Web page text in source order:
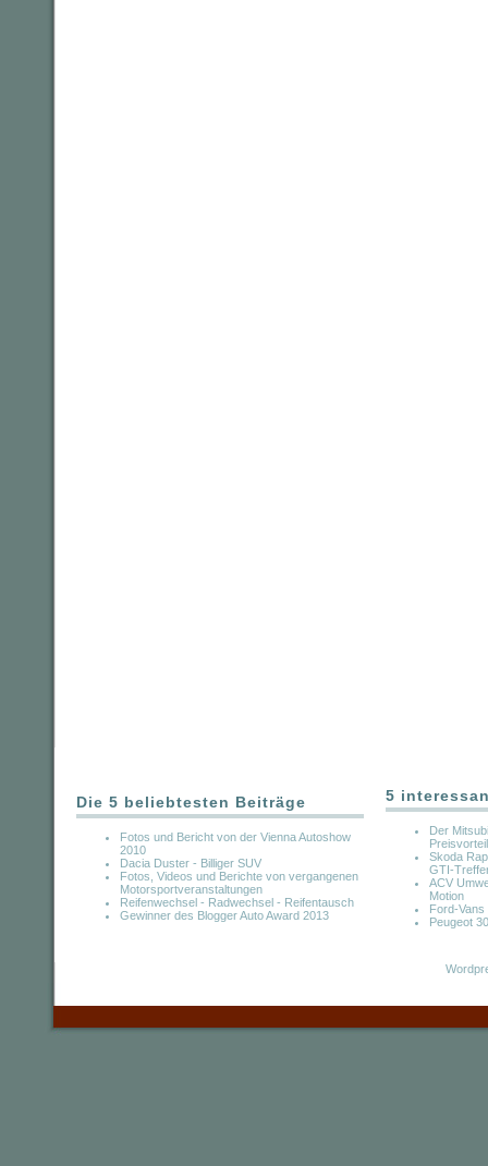
Die 5 beliebtesten Beiträge
Fotos und Bericht von der Vienna Autoshow
2010
Dacia Duster - Billiger SUV
Fotos, Videos und Berichte von vergangenen
Motorsportveranstaltungen
Reifenwechsel - Radwechsel - Reifentausch
Gewinner des Blogger Auto Award 2013
5
Der
Preisvorteil
Skoda
GTI-
ACV
Motion
Ford-
Peugeot